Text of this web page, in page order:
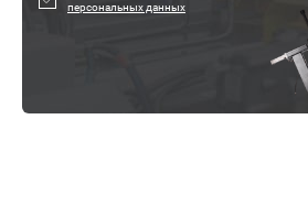
персональных данных